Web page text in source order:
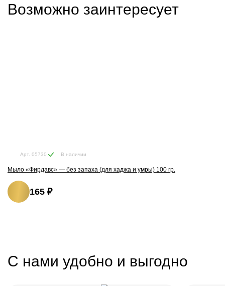
Возможно заинтересует
Арт. 05730 В наличии
Мыло «Фирдавс» — без запаха (для хаджа и умры) 100 гр.
165 ₽
С нами удобно и выгодно